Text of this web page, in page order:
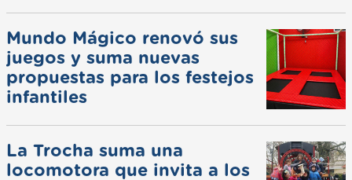
Mundo Mágico renovó sus
juegos y suma nuevas
propuestas para los festejos
infantiles
La Trocha suma una
locomotora que invita a los